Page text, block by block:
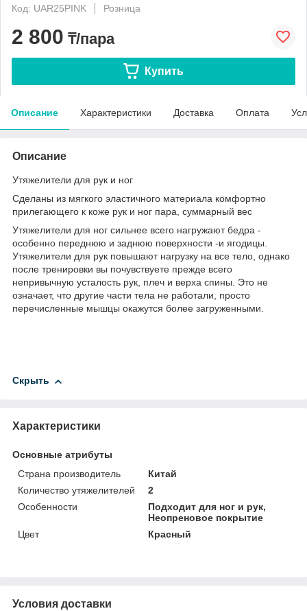
Код: UAR25PINK
Розница
2 800 ₸/пара
Купить
Описание Характеристики Доставка Оплата
Описание
Утяжелители для рук и ног
Сделаны из мягкого эластичного материала комфортно
прилегающего к коже рук и ног пара, суммарный вес
Утяжелители для ног сильнее всего нагружают бедра -
особенно переднюю и заднюю поверхности -и ягодицы.
Утяжелители для рук повышают нагрузку на все тело, однако
после тренировки вы почувствуете прежде всего
непривычную усталость рук, плеч и верха спины. Это не
означает, что другие части тела не работали, просто
перечисленные мышцы окажутся более загруженными.
Скрыть
Характеристики
Основные атрибуты
Страна производитель
Китай
Количество утяжелителей
2
Особенности
Подходит для ног и рук,
Неопреновое покрытие
Цвет
Красный
Условия доставки